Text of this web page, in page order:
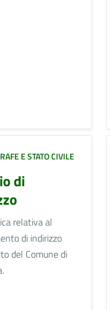
E STATO CIVILE
di
relativa al
di indirizzo
del Comune di